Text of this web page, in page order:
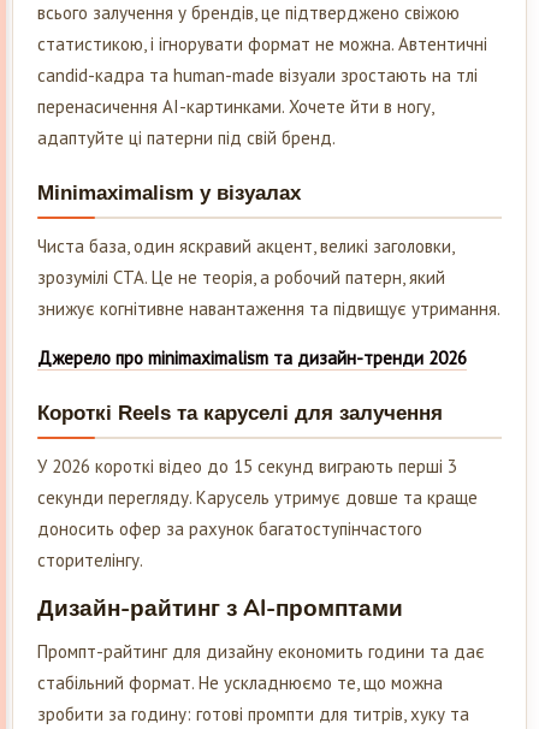
всього залучення у брендів, це підтверджено свіжою
статистикою, і ігнорувати формат не можна. Автентичні
candid-кадра та human-made візуали зростають на тлі
перенасичення AI-картинками. Хочете йти в ногу,
адаптуйте ці патерни під свій бренд.
Minimaximalism у візуалах
Чиста база, один яскравий акцент, великі заголовки,
зрозумілі CTA. Це не теорія, а робочий патерн, який
знижує когнітивне навантаження та підвищує утримання.
Джерело про minimaximalism та дизайн-тренди 2026
Короткі Reels та каруселі для залучення
У 2026 короткі відео до 15 секунд виграють перші 3
секунди перегляду. Карусель утримує довше та краще
доносить офер за рахунок багатоступінчастого
сторителінгу.
Дизайн-райтинг з AI-промптами
Промпт-райтинг для дизайну економить години та дає
стабільний формат. Не ускладнюємо те, що можна
зробити за годину: готові промпти для титрів, хуку та